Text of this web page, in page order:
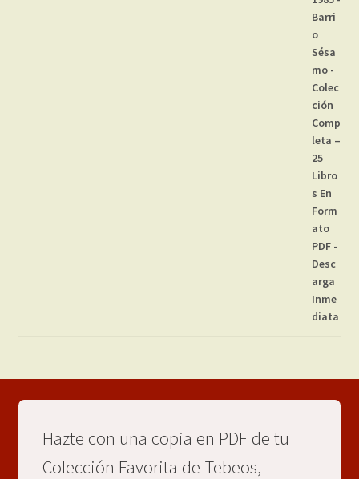
Hazte con una copia en PDF de tu
Colección Favorita de Tebeos,